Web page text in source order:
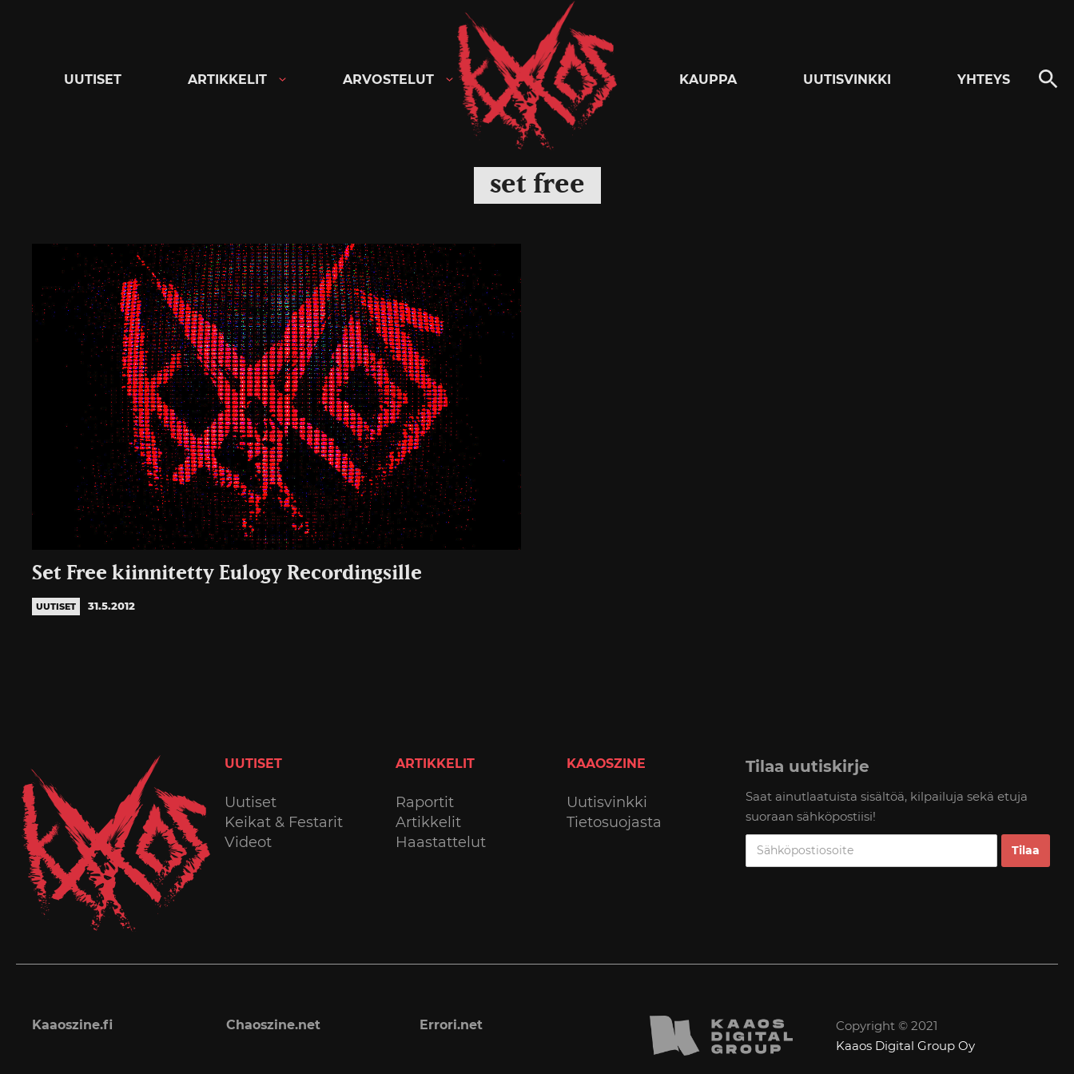
Kaaoszine
UUTISET ARTIKKELIT ARVOSTELUT KAUPPA UUTISVINKKI YHTEYS
set free
Set Free kiinnitetty Eulogy Recordingsille
UUTISET 31.5.2012
UUTISET
Uutiset
Keikat & Festarit
Videot
ARTIKKELIT
Raportit
Artikkelit
Haastattelut
KAAOSZINE
Uutisvinkki
Tietosuojasta
Tilaa uutiskirje
Saat ainutlaatuista sisältöä, kilpailuja sekä etuja
suoraan sähköpostiisi!
Kaaoszine.fi Chaoszine.net Errori.net
Copyright © 2021
Kaaos Digital Group Oy